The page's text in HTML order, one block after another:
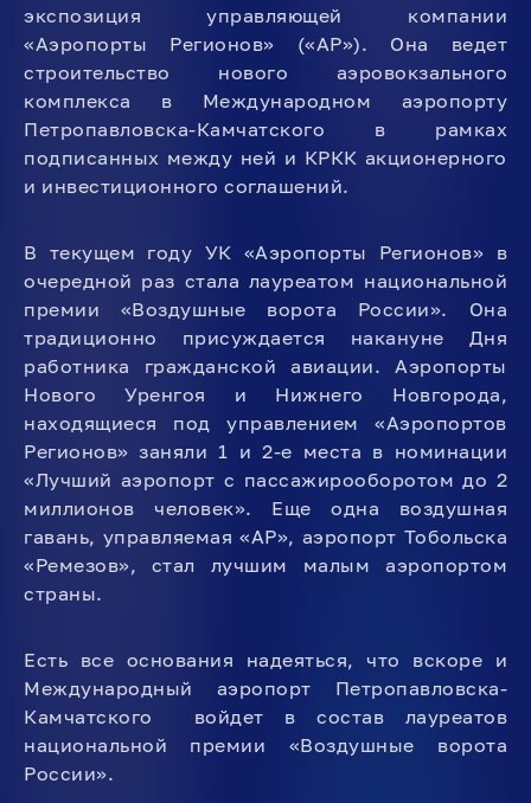
экспозиция управляющей компании
«Аэропорты Регионов» («АР»). Она ведет
строительство нового аэровокзального
комплекса в Международном аэропорту
Петропавловска-Камчатского в рамках
подписанных между ней и КРКК акционерного
и инвестиционного соглашений.
В текущем году УК «Аэропорты Регионов» в
очередной раз стала лауреатом национальной
премии «Воздушные ворота России». Она
традиционно присуждается накануне Дня
работника гражданской авиации. Аэропорты
Нового Уренгоя и Нижнего Новгорода,
находящиеся под управлением «Аэропортов
Регионов» заняли 1 и 2-е места в номинации
«Лучший аэропорт с пассажирооборотом до 2
миллионов человек». Еще одна воздушная
гавань, управляемая «АР», аэропорт Тобольска
«Ремезов», стал лучшим малым аэропортом
страны.
Есть все основания надеяться, что вскоре и
Международный аэропорт Петропавловска-
Камчатского войдет в состав лауреатов
национальной премии «Воздушные ворота
России».